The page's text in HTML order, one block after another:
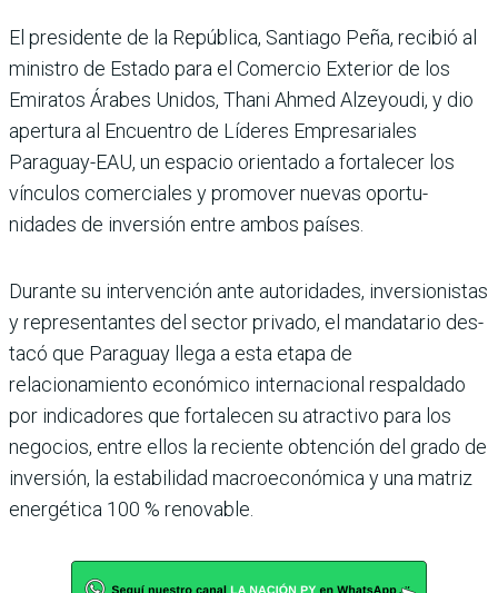
El presidente de la República, Santiago Peña, recibió al
minis­tro de Estado para el Comer­cio Exterior de los
Emiratos Árabes Unidos, Thani Ahmed Alzeyoudi, y dio
apertura al Encuentro de Líderes Empre­sariales
Paraguay-EAU, un espacio orientado a fortale­cer los
vínculos comerciales y promover nuevas oportu­
nidades de inversión entre ambos países.
Durante su intervención ante autoridades, inversionistas
y representantes del sector privado, el mandatario des­
tacó que Paraguay llega a esta etapa de
relacionamiento económico internacional respaldado
por indicado­res que fortalecen su atrac­tivo para los
negocios, entre ellos la reciente obtención del grado de
inversión, la estabi­lidad macroeconómica y una matriz
energética 100 % reno­vable.